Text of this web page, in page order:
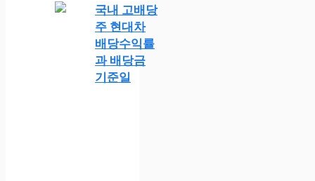
국내 고배당
주 현대차
배당수익률
과 배당금
기준일